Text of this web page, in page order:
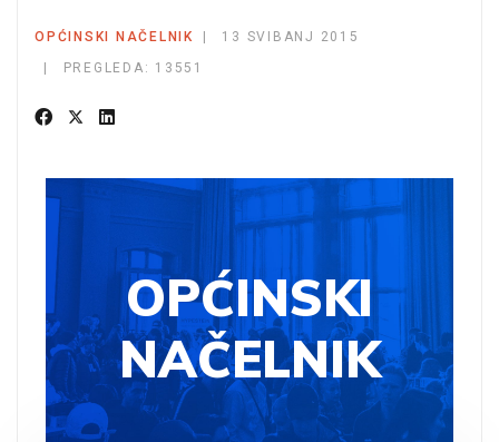
OPĆINSKI NAČELNIK
13 SVIBANJ 2015
PREGLEDA: 13551
OPĆINSKI
NAČELNIK